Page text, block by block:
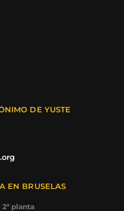
DE YUSTE
EN BRUSELAS
planta